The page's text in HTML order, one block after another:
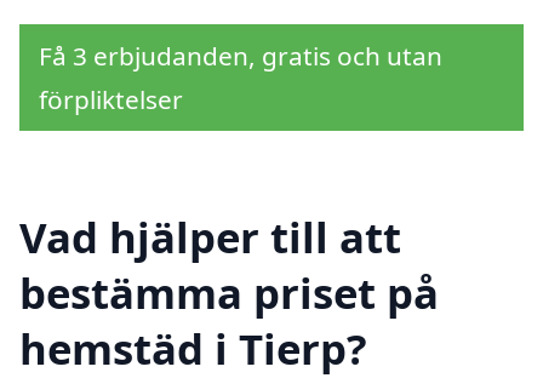
Få 3 erbjudanden, gratis och utan
förpliktelser
Vad hjälper till att
bestämma priset på
hemstäd i Tierp?